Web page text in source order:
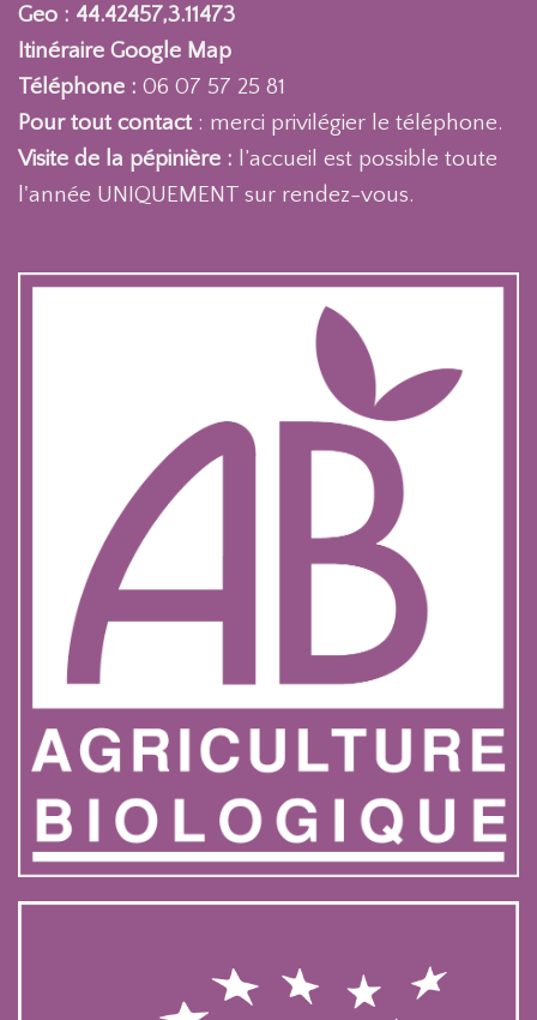
Geo : 44.42457,3.11473
Itinéraire Google Map
Téléphone : 06 07 57 25 81
Pour tout contact : merci privilégier le téléphone.
Visite de la pépinière : l’accueil est possible toute
l'année UNIQUEMENT sur rendez-vous.